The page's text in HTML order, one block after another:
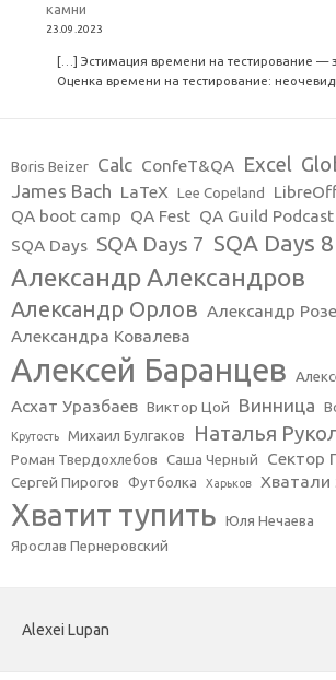
камни
23.09.2023
[…] Эстимация времени на тестирование —
Оценка времени на тестирование:
Boris Beizer Calc ConfeT&QA Excel
James Bach LaTeX Lee Copeland
QA boot camp QA Fest QA Guild Podcast
SQA Days SQA Days 7 SQA Days 8
Александр Александров
Александр Орлов Александр
Александра Ковалева
Алексей Баранцев
Асхат Уразбаев Виктор Цой Винница
Крутость Михаил Булгаков Наталья
Роман Твердохлебов Саша Черный Сектор
Сергей Пирогов Футболка Харьков Хватали
Хватит тупить Юля Нечаева
Ярослав Пернеровский
Alexei Lupan